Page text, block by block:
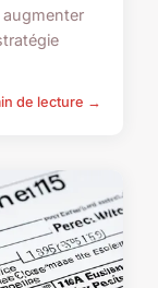
de lecture →